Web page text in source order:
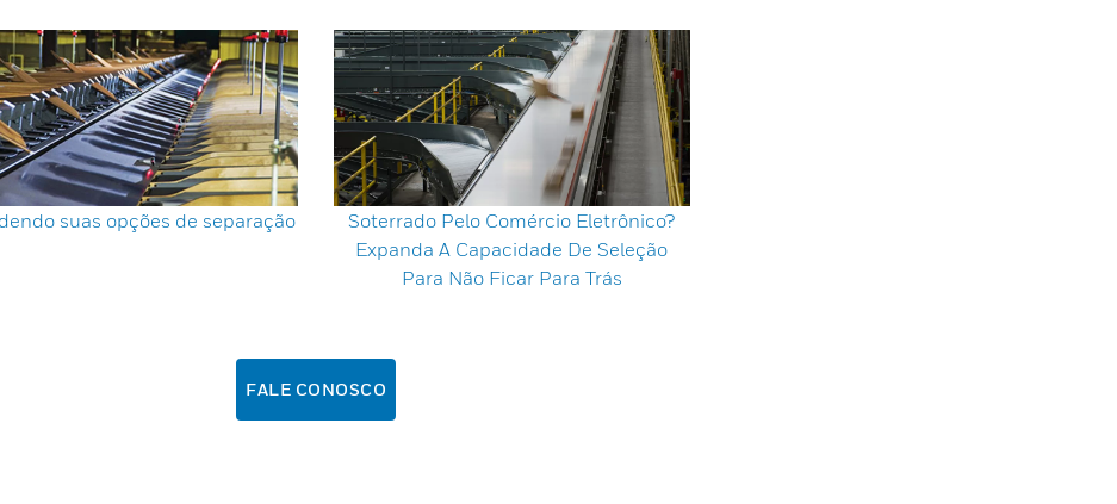
suas opções de separação
Soterrado Pelo Comércio Eletrônico?
Expanda A Capacidade De Seleção
Para Não Ficar Para Trás
FALE CONOSCO